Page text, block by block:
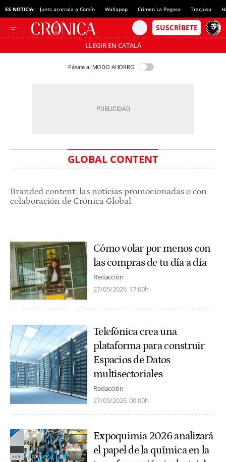
ES NOTICIA: Junts acorrala a Comín Wallapop Crimen La Pegaso Tracjusa
LLEGIR EN CATALÀ
Pásate al MODO AHORRO
GLOBAL CONTENT
Branded content: las noticias promocionadas o con
colaboración de Crónica Global
Cómo volar por menos con
las compras de tu día a día
Redacción
27/05/2026 17:00h
Telefónica crea una
plataforma para construir
Espacios de Datos
multisectoriales
Redacción
27/05/2026 00:00h
Expoquimia 2026 analizará
el papel de la química en la